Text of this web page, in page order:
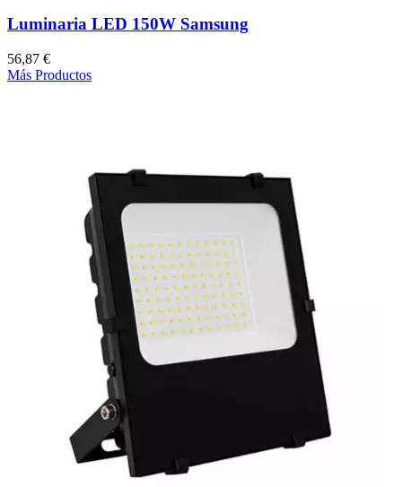
Luminaria LED 150W Samsung
56,87 €
Más Productos